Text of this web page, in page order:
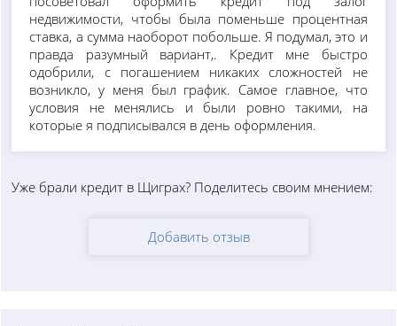
недвижимости, чтобы была поменьше процентная
ставка, а сумма наоборот побольше. Я подумал, это и
правда разумный вариант,. Кредит мне быстро
одобрили, с погашением никаких сложностей не
возникло, у меня был график. Самое главное, что
условия не менялись и были ровно такими, на
которые я подписывался в день оформления.
Уже брали кредит в Щиграх? Поделитесь своим мнением:
Добавить отзыв